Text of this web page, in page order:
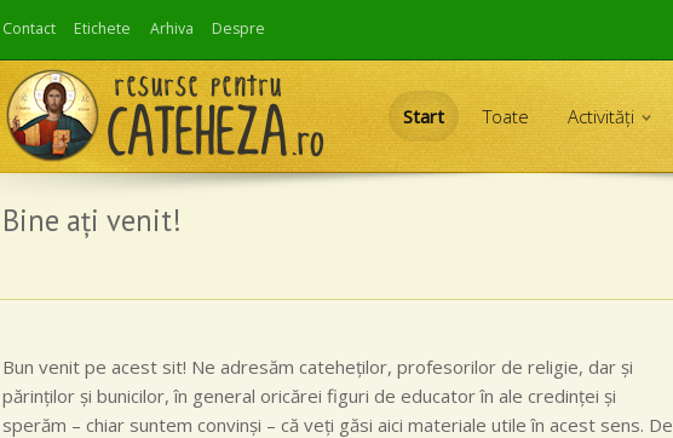
Skip
to
navigation
Contact Etichete Arhiva Despre
Resurse pentru cateheză
Skip
to
content
Start Toate Activităţi
Bine aţi venit!
Bun venit pe acest sit! Ne adresăm cateheţilor, profesorilor de religie, dar şi
părinţilor şi bunicilor, în general oricărei figuri de educator în ale credinţei şi
sperăm – chiar suntem convinşi – că veţi găsi aici materiale utile în acest sens. De